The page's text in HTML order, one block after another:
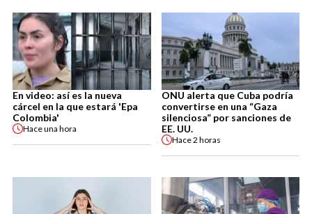
En video: así es la nueva
cárcel en la que estará 'Epa
Colombia'
Haceuna hora
ONU alerta que Cuba podría
convertirse en una “Gaza
silenciosa” por sanciones de
EE. UU.
Hace2 horas